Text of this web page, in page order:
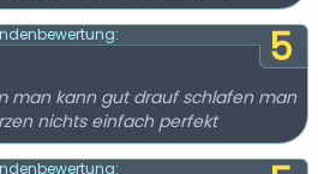
5
man kann gut drauf schlafen man
nichts einfach perfekt